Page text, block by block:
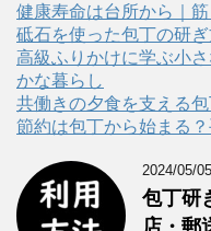
ゴ
リ
ー
健康寿命は台所から｜
砥石を使った包丁の研
高級ふりかけに学ぶ小
かな暮らし
共働きの夕食を支える
節約は包丁から始まる
2024/05/05
包丁研
店・郵